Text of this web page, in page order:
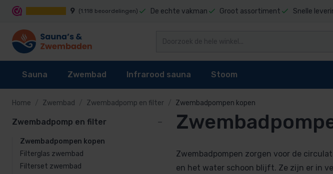
9 (1.118 beoordelingen) De echte vakman Groot assortiment Snelle
Sauna
Sauna's
Sauna kachel
Sauna besturing
Zwembad
Zwembad reiniging
Zwembaden
Zwembad bekleding
Zwembadpomp en filter
Filterset zwembad
Zwembadpompen kopen
Infrarood sauna
Infrarood sauna cabines
Infrarood sauna lampen kopen?
Stoom
Stoomgenerator
Stoomcabine onderdelen
Stoomgeuren
Home Zwembad Zwembadpomp en filter Zwembadpompen kopen
Zwembadpomp en filter
Zwembadpompen kopen
Filterglas zwembad
Filterset zwembad
Zwembadpompen zorgen voor de
en het water schoon blijft. Ze zijn er in